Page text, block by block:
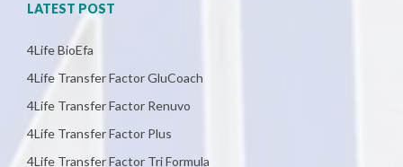
LATEST POST
4Life BioEfa
4Life Transfer Factor GluCoach
4Life Transfer Factor Renuvo
4Life Transfer Factor Plus
4Life Transfer Factor Tri Formula